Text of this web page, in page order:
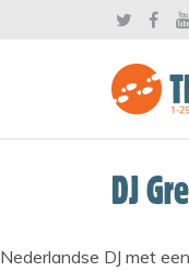
DJ
Nederlandse DJ met